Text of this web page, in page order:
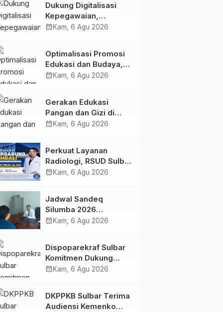
Dukung Digitalisasi
Kepegawaian,
DPMPTSP Sulbar Siap
calendar_month Kam, 6 Agu 2026
Optimalisasi Promosi
Edukasi dan Budaya,
Anjungan Provinsi
Bersama Sky World
TMII
calendar_month Kam, 6 Agu 2026
Gerakan Edukasi
Pangan dan Gizi di
Mamasa: Tingkatkan
dalam Pemenuhan Gizi
calendar_month Kam, 6 Agu 2026
Perkuat Layanan
Radiologi, RSUD Sulbar
Sambut Kembali dr. Iis
calendar_month Kam, 6 Agu 2026
Jadwal Sandeq
Silumba 2026
Disesuaikan,
Tetap Dimatangkan
calendar_month Kam, 6 Agu 2026
Dispoparekraf Sulbar
Komitmen Dukung
Penyusunan RAD
calendar_month Kam, 6 Agu 2026
DKPPKB Sulbar Terima
Audiensi Kemenko